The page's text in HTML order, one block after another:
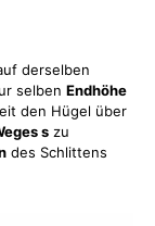
derselben
selben Endhöhe
den Hügel über
s zu
des Schlittens